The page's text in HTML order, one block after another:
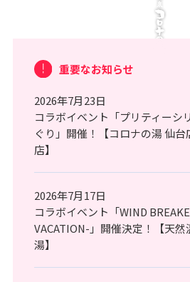
重要なお知らせ
2026年7月23日
コラボイベント「プリティーシ
ぐり」開催！【コロナの湯 仙
店】
2026年7月17日
コラボイベント「WIND
VACATION-」開催決定！【天
湯】